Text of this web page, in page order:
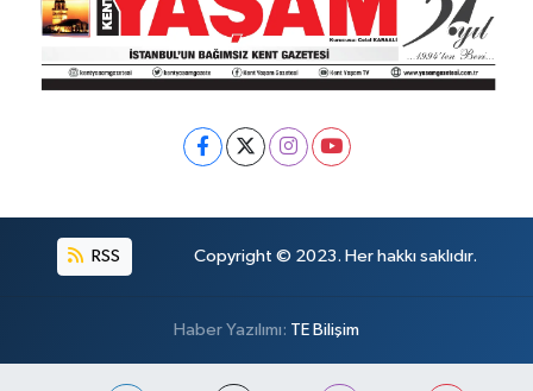
RSS Copyright © 2023. Her hakkı saklıdır.
Haber Yazılımı: TE Bilişim